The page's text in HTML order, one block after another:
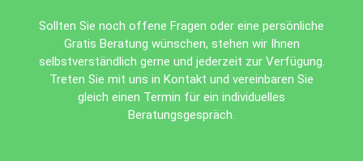
Sollten Sie noch offene Fragen oder eine persönliche
Gratis Beratung wünschen, stehen wir Ihnen
selbstverständlich gerne und jederzeit zur Verfügung.
Treten Sie mit uns in Kontakt und vereinbaren Sie
gleich einen Termin für ein individuelles
Beratungsgespräch.